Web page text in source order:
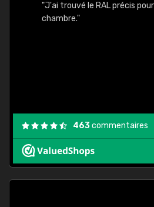
"J'ai trouvé le RAL précis
chambre."
463commentaires